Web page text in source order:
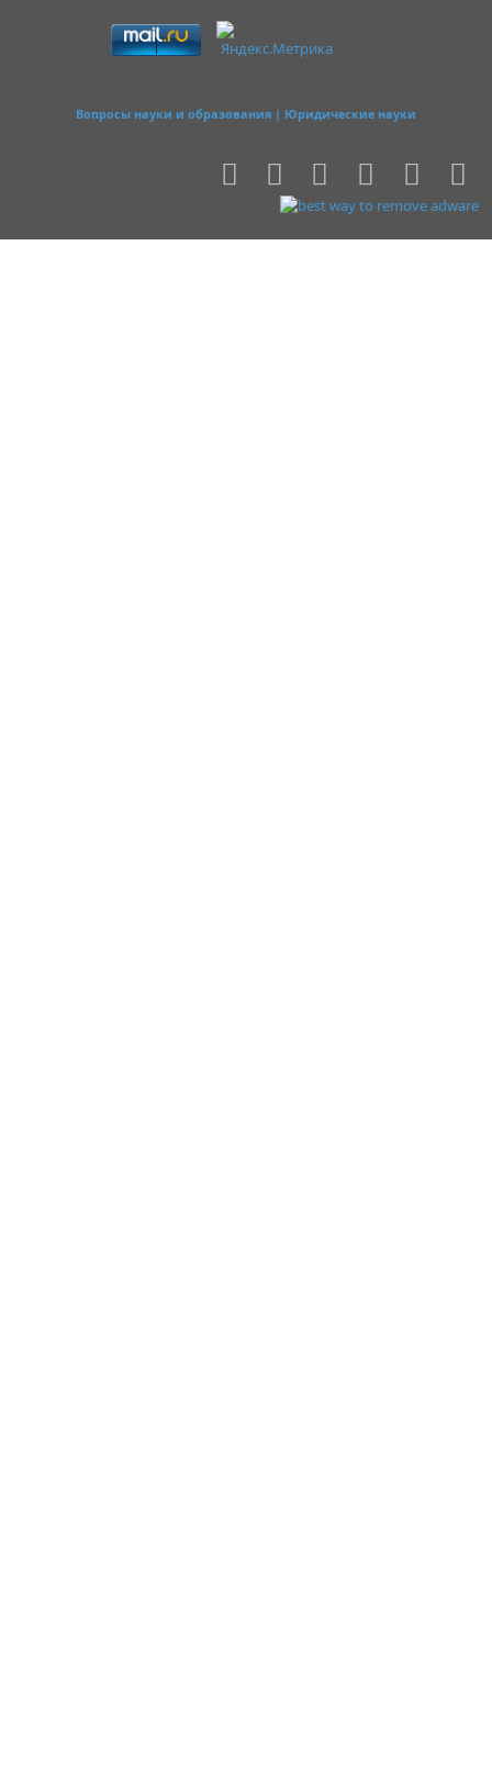
Вопросы науки и образования | Юридические науки